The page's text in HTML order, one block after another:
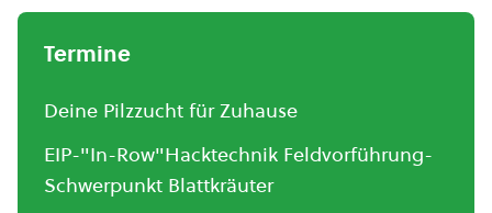
Termine
Deine Pilzzucht für Zuhause
EIP-"In-Row"Hacktechnik Feldvorführung-
Schwerpunkt Blattkräuter